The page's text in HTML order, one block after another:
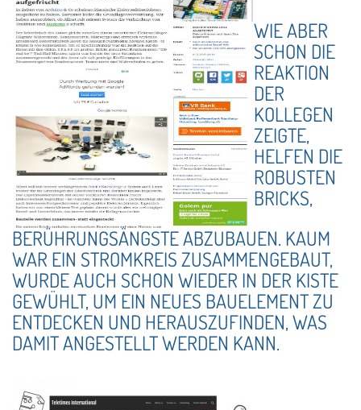
WIE ABER
SCHON DIE
REAKTION
DER
KOLLEGEN
ZEIGTE,
HELFEN DIE
ROBUSTEN
BRICKS,
BERÜHRUNGSÄNGSTE ABZUBAUEN. KAUM
WAR EIN STROMKREIS ZUSAMMENGEBAUT,
WURDE AUCH SCHON WIEDER IN DER KISTE
GEWÜHLT, UM EIN NEUES BAUELEMENT ZU
ENTDECKEN UND HERAUSZUFINDEN, WAS
DAMIT ANGESTELLT WERDEN KANN.